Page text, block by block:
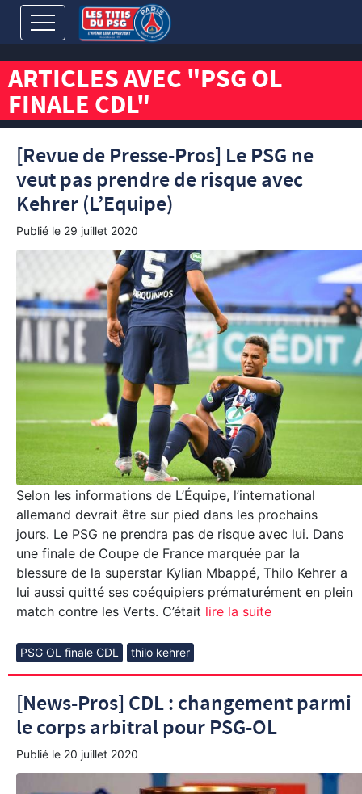
ARTICLES AVEC "PSG OL
FINALE CDL"
[Revue de Presse-Pros] Le PSG ne
veut pas prendre de risque avec
Kehrer (L’Equipe)
Publié le 29 juillet 2020
Selon les informations de L’Équipe, l’international
allemand devrait être sur pied dans les prochains
jours. Le PSG ne prendra pas de risque avec lui. Dans
une finale de Coupe de France marquée par la
blessure de la superstar Kylian Mbappé, Thilo Kehrer a
lui aussi quitté ses coéquipiers prématurément en plein
match contre les Verts. C’était lire la suite
PSG OL finale CDL thilo kehrer
[News-Pros] CDL : changement parmi
le corps arbitral pour PSG-OL
Publié le 20 juillet 2020